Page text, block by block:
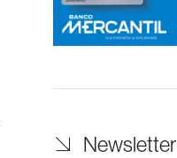
Newsletter